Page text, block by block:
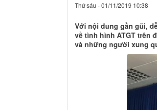
Thứ sáu - 01/11/2019 10:38
Với nội dung gần gũi,
về tình hình ATGT trên
và những người xung